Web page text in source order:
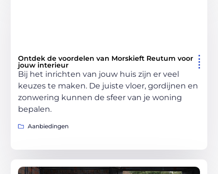
Ontdek de voordelen van Morskieft Reutum voor
jouw interieur
Bij het inrichten van jouw huis zijn er veel
keuzes te maken. De juiste vloer, gordijnen en
zonwering kunnen de sfeer van je woning
bepalen.
Aanbiedingen